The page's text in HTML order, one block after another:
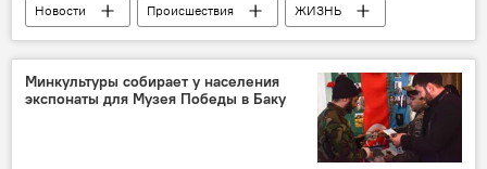
Новости Происшествия
ЖИЗНЬ
Азербайджан
полиция карантин
Минкультуры собирает у населения
экспонаты для Музея Победы в Баку